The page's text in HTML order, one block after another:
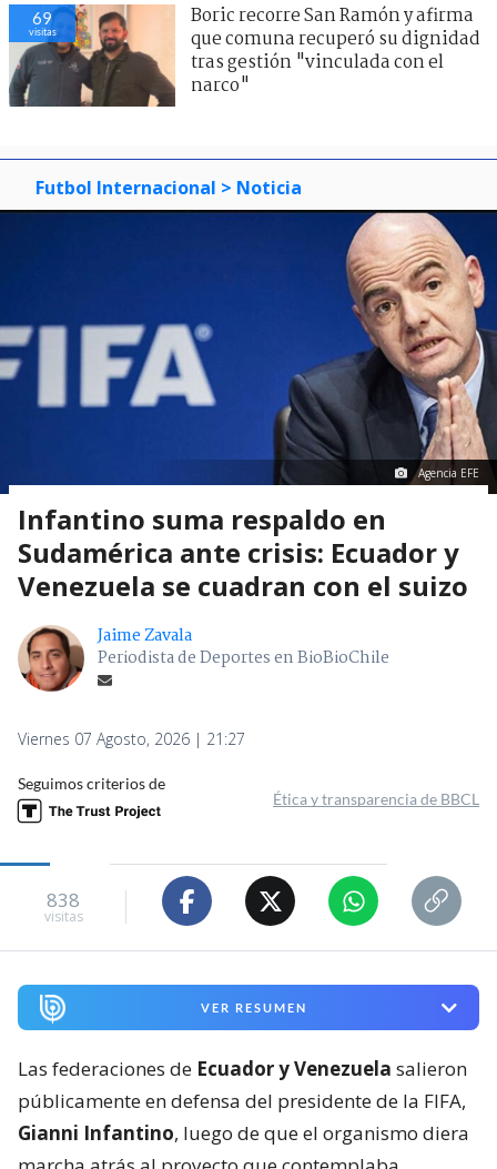
69
visitas
Boric recorre San Ramón y afirma
que comuna recuperó su dignidad
tras gestión "vinculada con el
narco"
Futbol Internacional > Noticia
Agencia EFE
Infantino suma respaldo en
Sudamérica ante crisis: Ecuador y
Venezuela se cuadran con el suizo
Jaime Zavala
Periodista de Deportes en BioBioChile
Viernes 07 Agosto, 2026 | 21:27
Seguimos criterios de
Ética y transparencia de BBCL
838
visitas
VER RESUMEN
Las federaciones de Ecuador y Venezuela salieron
públicamente en defensa del presidente de la FIFA,
Gianni Infantino, luego de que el organismo diera